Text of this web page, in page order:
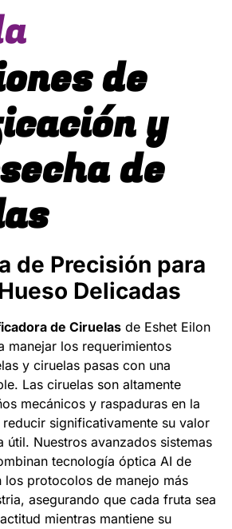
de
y
de
de Precisión para
Delicadas
de Ciruelas de Eshet Eilon
manejar los requerimientos
y ciruelas pasas con una
Las ciruelas son altamente
mecánicos y raspaduras en la
significativamente su valor
útil. Nuestros avanzados sistemas
tecnología óptica AI de
protocolos de manejo más
asegurando que cada fruta sea
mientras mantiene su